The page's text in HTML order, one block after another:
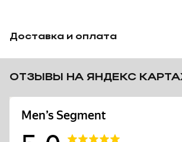
Доставка и оплата
ОТЗЫВЫ НА ЯНДЕКС